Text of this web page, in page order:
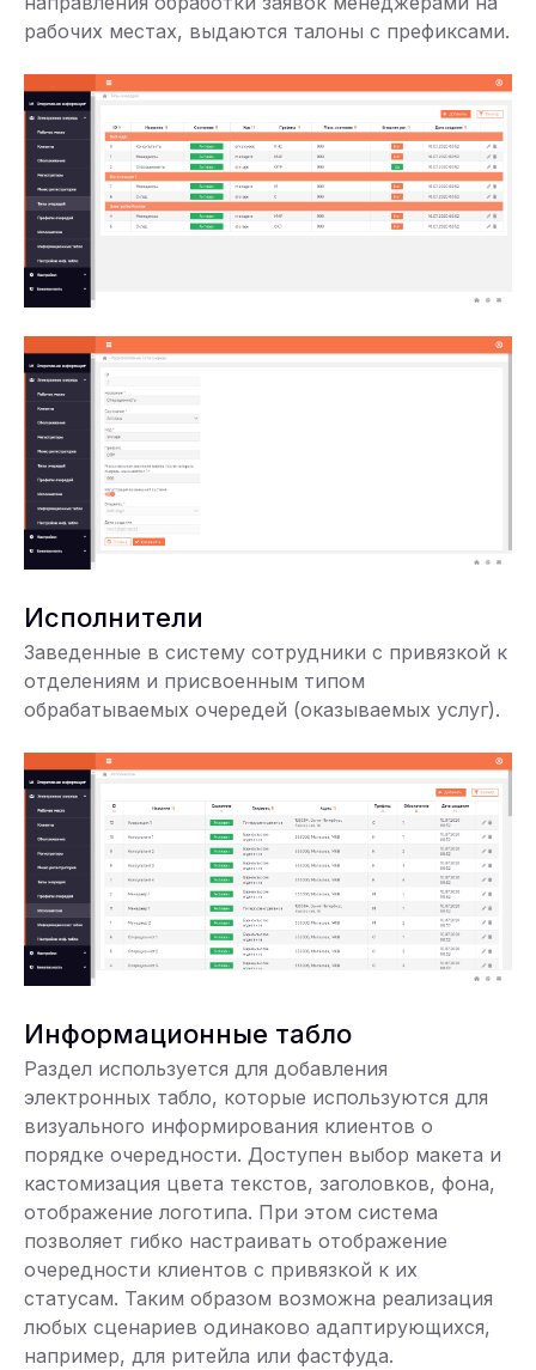
рабочих местах, выдаются талоны с префиксами.
Исполнители
Заведенные в систему сотрудники с привязкой к
отделениям и присвоенным типом
обрабатываемых очередей (оказываемых услуг).
Информационные табло
Раздел используется для добавления
электронных табло, которые используются для
визуального информирования клиентов о
порядке очередности. Доступен выбор макета и
кастомизация цвета текстов, заголовков, фона,
отображение логотипа. При этом система
позволяет гибко настраивать отображение
очередности клиентов с привязкой к их
статусам. Таким образом возможна реализация
любых сценариев одинаково адаптирующихся,
например, для ритейла или фастфуда.